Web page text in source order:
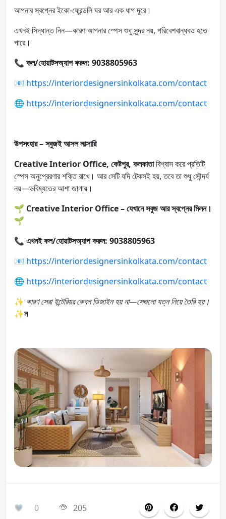
আপনার স্বপ্নের ইকো-ফ্রেন্ডলি ঘর আর এক ধাপ দূরে।
এখনই সিদ্ধান্ত নিন—কারণ আপনার স্পেস শুধু সুন্দর নয়, পরিবেশবান্ধবও হতে
পারে।
📞 কল/হোয়াটসঅ্যাপ করুন: 9038805963
📧 https://interiordesignersinkolkata.com/contact
🌐 https://interiordesignersinkolkata.com/contact
উপসংহার – সবুজই আসল লাক্সারি
Creative Interior Office, কেষ্টপুর, কলকাতাবিশ্বাস করে প্রতিটি
স্পেস অনুপ্রেরণার শক্তি রাখে। আর সেটি যদি টেকসই হয়, তবে তা শুধু সৌন্দর্য
নয়—ভবিষ্যতের আশা জাগায়।
🌱 Creative Interior Office – যেখানে সবুজ আর স্বপ্নের মিলন।
🌱
📞 এখনই কল/হোয়াটসঅ্যাপ করুন: 9038805963
📧 https://interiordesignersinkolkata.com/contact
🌐 https://interiordesignersinkolkata.com/contact
✨ কারণ সেরা ইন্টেরিয়র কেবল ডিজাইন হয় না—সেগুলো যত্ন নিয়ে তৈরি হয়।
✨ন
0 205